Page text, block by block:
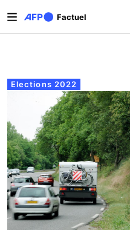
Factuel
Onglets
Elections 2022